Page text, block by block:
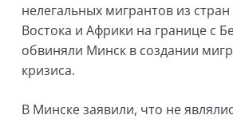
нелегальных мигрантов из
Востока и Африки на границе с
обвиняли Минск в создании
кризиса.
В Минске заявили, что не